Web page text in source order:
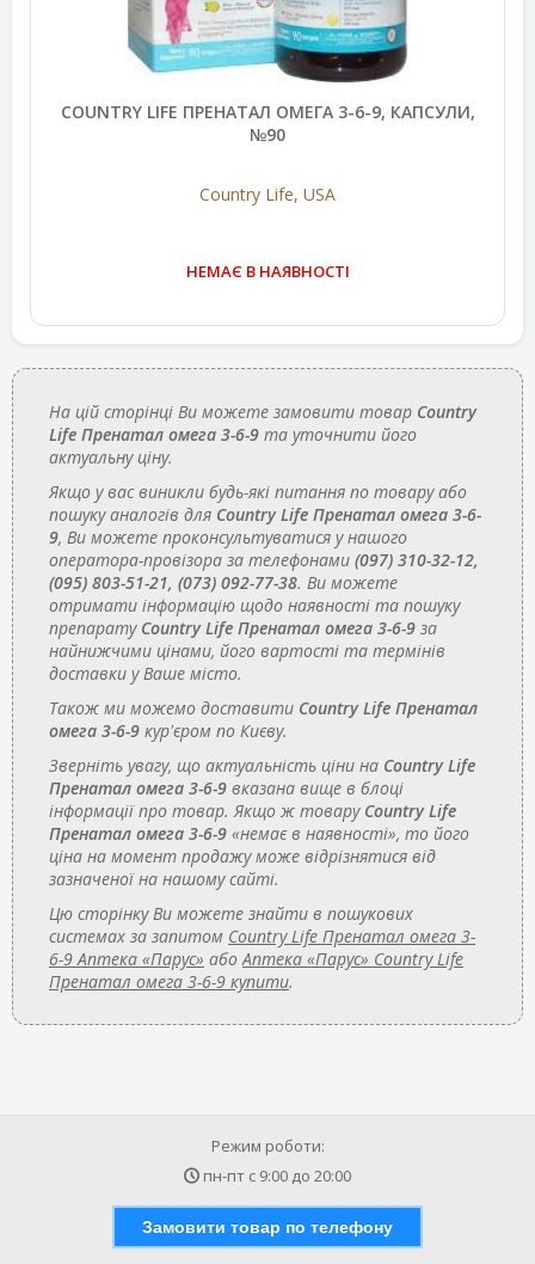
COUNTRY LIFE ПРЕНАТАЛ ОМЕГА 3-6-9, КАПСУЛИ,
№90
Country Life, USA
НЕМАЄ В НАЯВНОСТІ
На цій сторінці Ви можете замовити товар Country
Life Пренатал омега 3-6-9 та уточнити його
актуальну ціну.
Якщо у вас виникли будь-які питання по товару або
пошуку аналогів для Country Life Пренатал омега 3-6-
9, Ви можете проконсультуватися у нашого
оператора-провізора за телефонами (097) 310-32-12,
(095) 803-51-21, (073) 092-77-38. Ви можете
отримати інформацію щодо наявності та пошуку
препарату Country Life Пренатал омега 3-6-9 за
найнижчими цінами, його вартості та термінів
доставки у Ваше місто.
Також ми можемо доставити Country Life Пренатал
омега 3-6-9 кур'єром по Києву.
Зверніть увагу, що актуальність ціни на Country Life
Пренатал омега 3-6-9 вказана вище в блоці
інформації про товар. Якщо ж товару Country Life
Пренатал омега 3-6-9 «немає в наявності», то його
ціна на момент продажу може відрізнятися від
зазначеної на нашому сайті.
Цю сторінку Ви можете знайти в пошукових
системах за запитом Country Life Пренатал омега 3-
6-9 Аптека «Парус» абоАптека «Парус» Country Life
Пренатал омега 3-6-9 купити.
Режим роботи:
пн-пт с 9:00 до 20:00
Замовити товар по телефону